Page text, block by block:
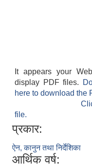
It appears your
display PDF files.
here to download the
file.
प्रकार:
ऐन, कानुन तथा निर्देशिका
आर्थिक वर्ष: